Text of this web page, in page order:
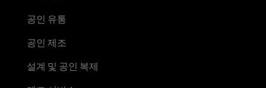
공인 유통
공인 제조
설계 및 공인 복제